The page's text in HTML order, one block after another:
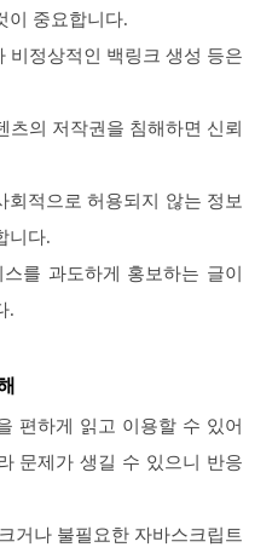
이 중요합니다.
비정상적인 백링크 생성 등은
츠의 저작권을 침해하면 신뢰
회적으로 허용되지 않는 정보
니다.
를 과도하게 홍보하는 글이
.
편하게 읽고 이용할 수 있어
문제가 생길 수 있으니 반응
거나 불필요한 자바스크립트